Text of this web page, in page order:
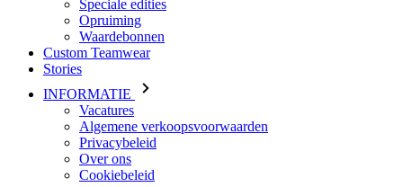
INFORMATIE
Vacatures
Algemene verkoopsvoorwaarden
Privacybeleid
Cookiebeleid
KLANTENSERVICE
Verzending
Retouren
Downloaden